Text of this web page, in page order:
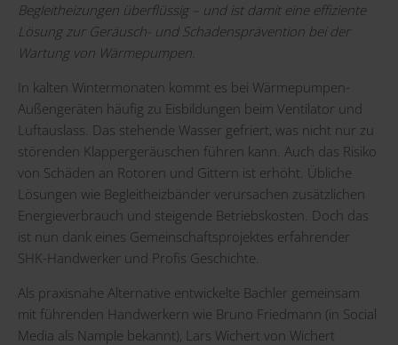
Begleitheizungen überflüssig – und ist damit eine effiziente
Lösung zur Geräusch- und Schadensprävention bei der
Wartung von Wärmepumpen.
In kalten Wintermonaten kommt es bei Wärmepumpen-
Außengeräten häufig zu Eisbildungen beim Ventilator und
Luftauslass. Das stehende Wasser gefriert, was nicht nur zu
störenden Klappergeräuschen führen kann. Auch das Risiko
von Schäden an Rotoren und Gittern ist erhöht. Übliche
Lösungen wie Begleitheizbänder verursachen zusätzlichen
Energieverbrauch und steigende Betriebskosten. Doch das
ist nun dank eines Gemeinschaftsprojektes erfahrender
SHK-Handwerker und Profis Geschichte.
Als praxisnahe Alternative entwickelte Bachler gemeinsam
mit führenden Handwerkern wie Bruno Friedmann (in Social
Media als Nample bekannt), Lars Wichert von Wichert